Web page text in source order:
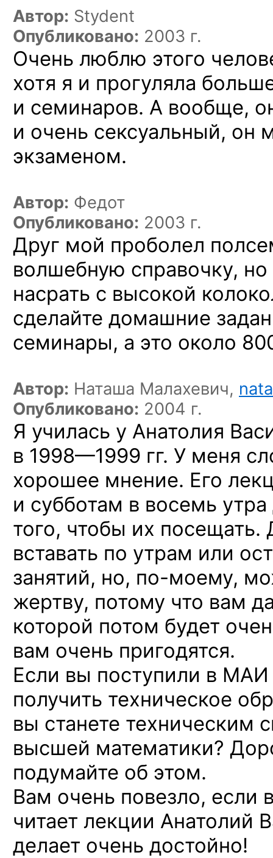
Автор: Stydent
Опубликовано: 2003 г.
Очень люблю этого
хотя я и прогуляла
и семинаров. А вообще,
и очень сексуальный, он
экзаменом.
Автор: Федот
Опубликовано: 2003 г.
Друг мой проболел
волшебную справочку, но
насрать с высокой
сделайте домашние
семинары, а это около
Автор: Наташа Малахевич,
Опубликовано: 2004 г.
Я училась у Анатолия
в 1998—1999 гг. У меня
хорошее мнение. Его
и субботам в восемь утра
того, чтобы их посещать.
вставать по утрам или
занятий, но, по-моему,
жертву, потому что вам
которой потом будет
вам очень пригодятся.
Если вы поступили в
получить техническое
вы станете техническим
высшей математики?
подумайте об этом.
Вам очень повезло, если
читает лекции Анатолий
делает очень достойно!